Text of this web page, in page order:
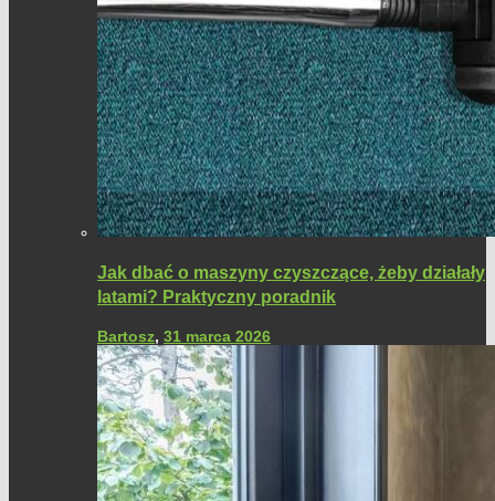
Jak dbać o maszyny czyszczące, żeby działały
latami? Praktyczny poradnik
Bartosz, 31 marca 2026